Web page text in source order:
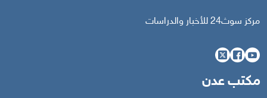
مركز سوث24 للأخبار والدراسات
مكتب عدن